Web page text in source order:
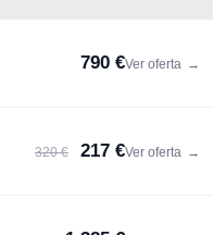
790 €Ver oferta →
320 € 217 €Ver oferta →